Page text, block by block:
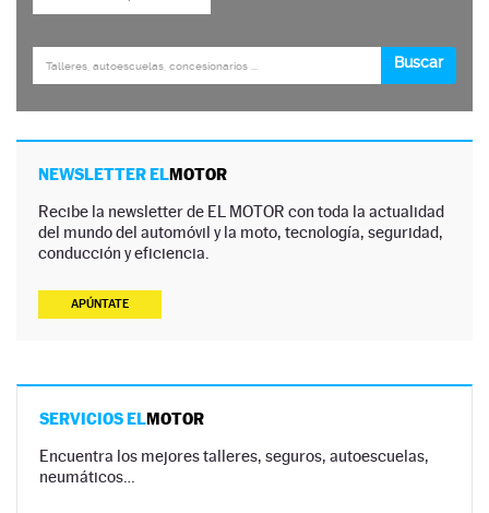
NEWSLETTER ELMOTOR
Recibe la newsletter de EL MOTOR con toda la actualidad
del mundo del automóvil y la moto, tecnología, seguridad,
conducción y eficiencia.
APÚNTATE
SERVICIOS ELMOTOR
Encuentra los mejores talleres, seguros, autoescuelas,
neumáticos…